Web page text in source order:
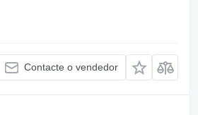
Contacte o vendedor